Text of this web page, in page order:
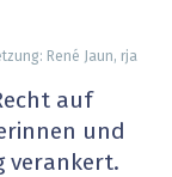
René Jaun, rja
auf
und
verankert.